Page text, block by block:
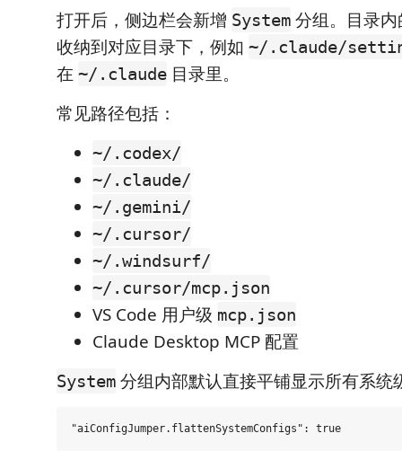
打开后，侧边栏会新增 System 分组。目录
收纳到对应目录下，例如 ~/.claude/
在 ~/.claude 目录里。
常见路径包括：
~/.codex/
~/.claude/
~/.gemini/
~/.cursor/
~/.windsurf/
~/.cursor/mcp.json
VS Code 用户级 mcp.json
Claude Desktop MCP 配置
System 分组内部默认直接平铺显示所有系统